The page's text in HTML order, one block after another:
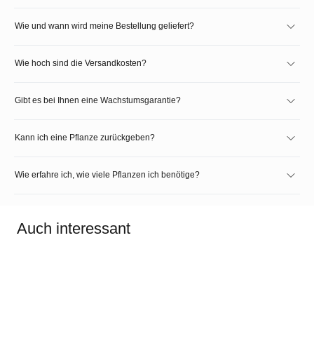
Wie und wann wird meine Bestellung geliefert?
Wie hoch sind die Versandkosten?
Gibt es bei Ihnen eine Wachstumsgarantie?
Kann ich eine Pflanze zurückgeben?
Wie erfahre ich, wie viele Pflanzen ich benötige?
Auch interessant